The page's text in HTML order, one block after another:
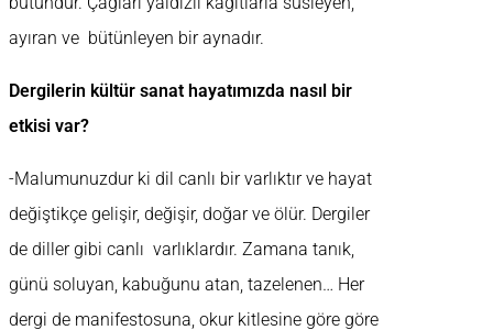
ayıran ve bütünleyen bir aynadır.
Dergilerin kültür sanat hayatımızda nasıl bir
etkisi var?
-Malumunuzdur ki dil canlı bir varlıktır ve hayat
değiştikçe gelişir, değişir, doğar ve ölür. Dergiler
de diller gibi canlı varlıklardır. Zamana tanık,
günü soluyan, kabuğunu atan, tazelenen… Her
dergi de manifestosuna, okur kitlesine göre göre